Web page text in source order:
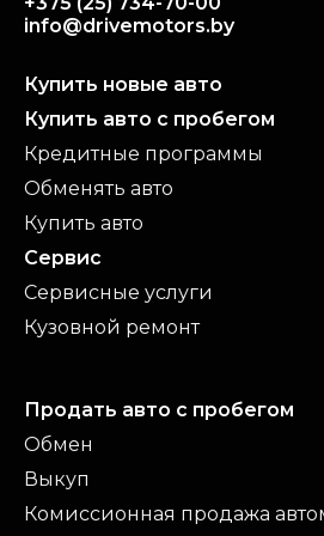
info@drivemotors.by
Купить новые авто
Купить авто с пробегом
Кредитные программы
Обменять авто
Купить авто
Сервис
Сервисные услуги
Кузовной ремонт
Продать авто с пробегом
Обмен
Выкуп
Комиссионная продажа